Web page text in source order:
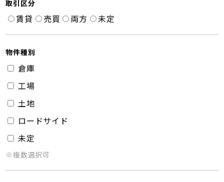
取引区分
賃貸 売買 両方 未定
物件種別
倉庫
工場
土地
ロードサイド
未定
※複数選択可